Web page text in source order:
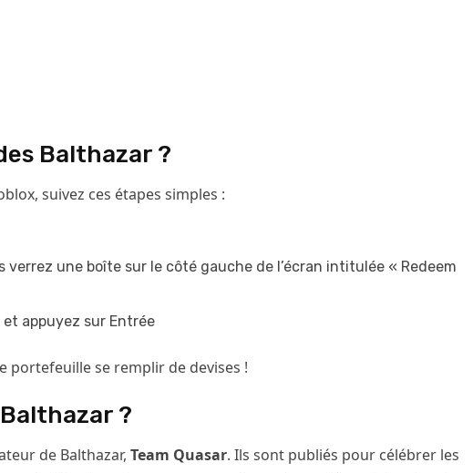
Balthazar ?
suivez ces étapes simples :
verrez une boîte sur le côté gauche de l’écran intitulée « Redeem
appuyez sur Entrée
portefeuille se remplir de devises !
?
de Balthazar, Team Quasar. Ils sont publiés pour célébrer les